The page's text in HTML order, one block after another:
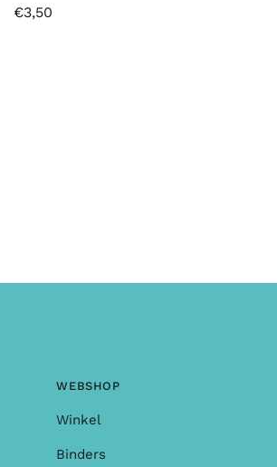
€3,50
? WEBSHOP
Winkel
Binders